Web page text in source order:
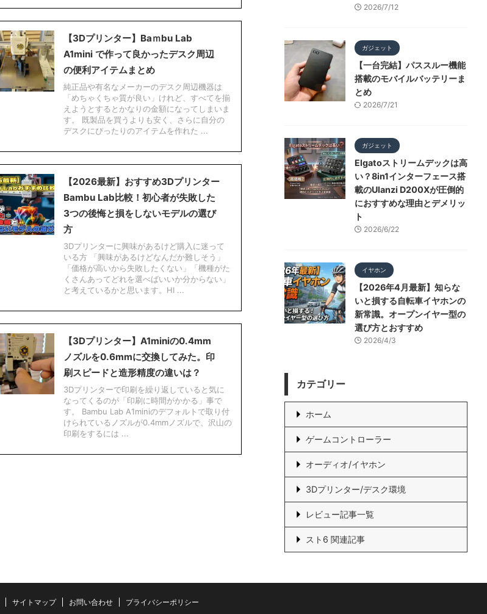
【3Dプリンター】Baｍbu Lab
A1mini で作って良かったデスク周辺
の便利アイテムまとめ
純正品や有名なメーカーのデスク周辺機器は
「めちゃくちゃ質が良い」けれど、すべてを揃
えようとするとかなりの金額になってしまいま
す。 既製品を買うよりも安く、さらに自分の
デスクにぴったりのアイテムを作れた ...
【2026最新】おすすめ3Dプリンター
Bambu Lab比較！初心者が失敗した
3つの後悔と損をしないモデルの選び
方
3Dプリンターに興味があるけど購入に迷って
いる方 「興味があるけどなんだか難しそう」
「価格が高いから失敗したくない」「機種がた
くさんあってどれを選べばいいか分からない」
と考えているかと思います。HI ...
【3Dプリンター】A1miniの0.4mm
ノズルを0.6mmに交換してみた。印
刷スピードと造形精度の違いは？
3Dプリンターで印刷を繰り返していると気に
なってくるのが「印刷に時間がかかる」事で
す。 Bambu Lab A1miniのデフォルトで取り付
けられているノズルが0.4mmノズルで、沢山の
印刷をするには ...
2026/7/12
ガジェット
【一台完結】パススルー機能
搭載のモバイルバッテリーま
とめ
2026/7/21
ガジェット
Elgatoストリームデックは高
い？8in1インターフェース搭
載のUlanzi D200Xが圧倒的
におすすめな理由とデメリッ
ト
2026/6/22
イヤホン
【2026年4月最新】知らな
いと損する自転車イヤホンの
新常識。オープンイヤー型の
選び方とおすすめ
2026/4/3
カテゴリー
ホーム
ゲームコントローラー
オーディオ/イヤホン
3Dプリンター/デスク環境
レビュー記事一覧
スト6 関連記事
サイトマップ お問い合わせ プライバシーポリシー